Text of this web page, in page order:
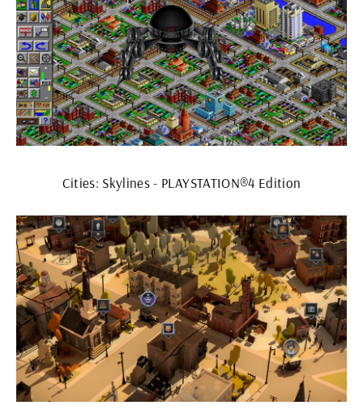
Cities: Skylines - PLAYSTATION®4 Edition